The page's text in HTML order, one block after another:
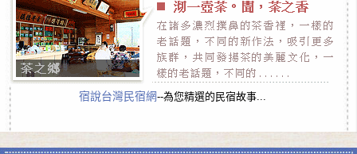
宿說台灣民宿網--為您精選的民宿故事...